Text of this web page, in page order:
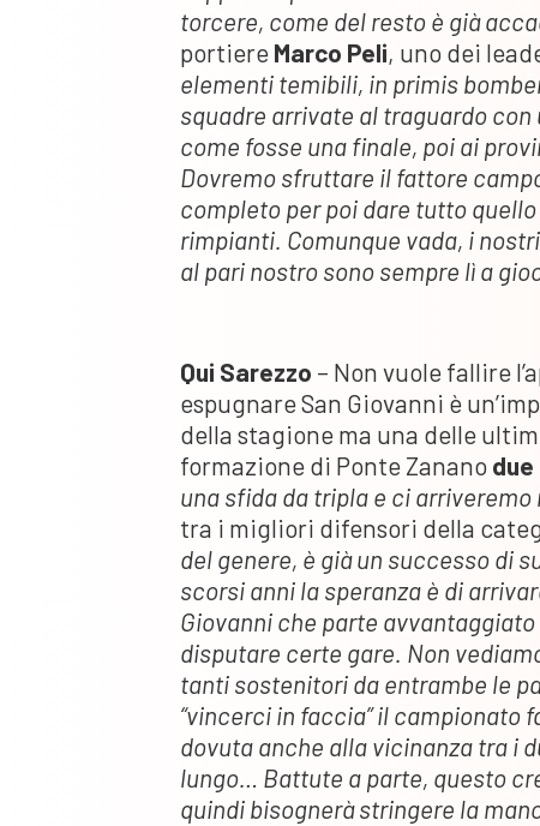
torcere, come del resto è già
portiere Marco Peli, uno dei
elementi temibili, in primis
squadre arrivate al traguardo
come fosse una finale, poi ai
Dovremo sfruttare il fattore
completo per poi dare tutto
rimpianti. Comunque vada, i
al pari nostro sono sempre lì a
Qui Sarezzo – Non vuole fallire
espugnare San Giovanni è
della stagione ma una delle
formazione di Ponte Zanano
una sfida da tripla e ci
tra i migliori difensori della
del genere, è già un successo di
scorsi anni la speranza è di
Giovanni che parte
disputare certe gare. Non
tanti sostenitori da entrambe le
“vincerci in faccia” il campionato
dovuta anche alla vicinanza tra i
lungo… Battute a parte, questo
quindi bisognerà stringere la